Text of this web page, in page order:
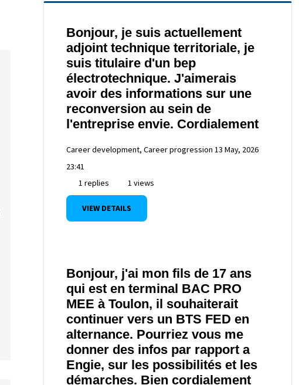
Bonjour, je suis actuellement
adjoint technique territoriale, je
suis titulaire d'un bep
électrotechnique. J'aimerais
avoir des informations sur une
reconversion au sein de
l'entreprise envie. Cordialement
Career development, Career progression 13 May, 2026
23:41
1 replies
1 views
VIEW DETAILS
Bonjour, j'ai mon fils de 17 ans
qui est en terminal BAC PRO
MEE à Toulon, il souhaiterait
continuer vers un BTS FED en
alternance. Pourriez vous me
donner des infos par rapport a
Engie, sur les possibilités et les
démarches. Bien cordialement